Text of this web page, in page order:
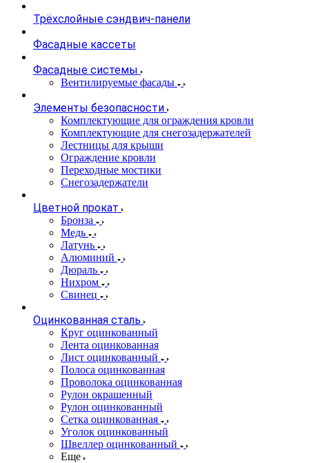
Трёхслойные сэндвич-панели
Фасадные кассеты
Фасадные системы
Вентилируемые фасады
Элементы безопасности
Комплектующие для ограждения кровли
Комплектующие для снегозадержателей
Лестницы для крыши
Ограждение кровли
Переходные мостики
Снегозадержатели
Цветной прокат
Бронза
Медь
Латунь
Алюминий
Дюраль
Нихром
Свинец
Оцинкованная сталь
Круг оцинкованный
Лента оцинкованная
Лист оцинкованный
Полоса оцинкованная
Проволока оцинкованная
Рулон окрашенный
Рулон оцинкованный
Сетка оцинкованная
Уголок оцинкованный
Швеллер оцинкованный
Еще